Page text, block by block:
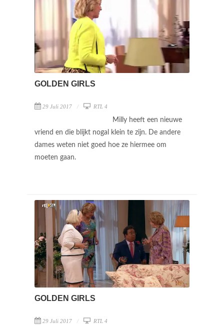
GOLDEN GIRLS
29 Juli 2017 RTL 4
Milly heeft een nieuwe
vriend en die blijkt nogal klein te zijn. De andere
dames weten niet goed hoe ze hiermee om
moeten gaan.
GOLDEN GIRLS
29 Juli 2017 RTL 4